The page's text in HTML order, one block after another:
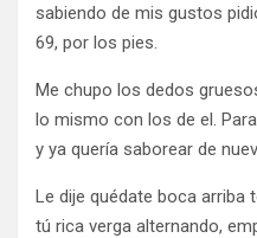
sabiendo de mis gustos
69, por los pies.
Me chupo los dedos
lo mismo con los de el.
y ya quería saborear de
Le dije quédate boca arriba
tú rica verga alternando,